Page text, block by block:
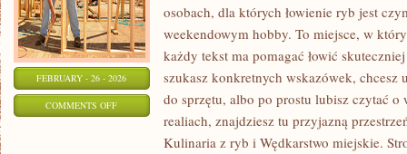
FEBRUARY - 26 - 2026
COMMENTS OFFON
osobach, dla których łowienie ryb jest
weekendowym hobby. To miejsce, w
każdy tekst ma pomagać łowić
szukasz konkretnych wskazówek, chcesz
do sprzętu, albo po prostu lubisz czytać
realiach, znajdziesz tu przyjazną
Kulinaria z ryb i Wędkarstwo miejskie.